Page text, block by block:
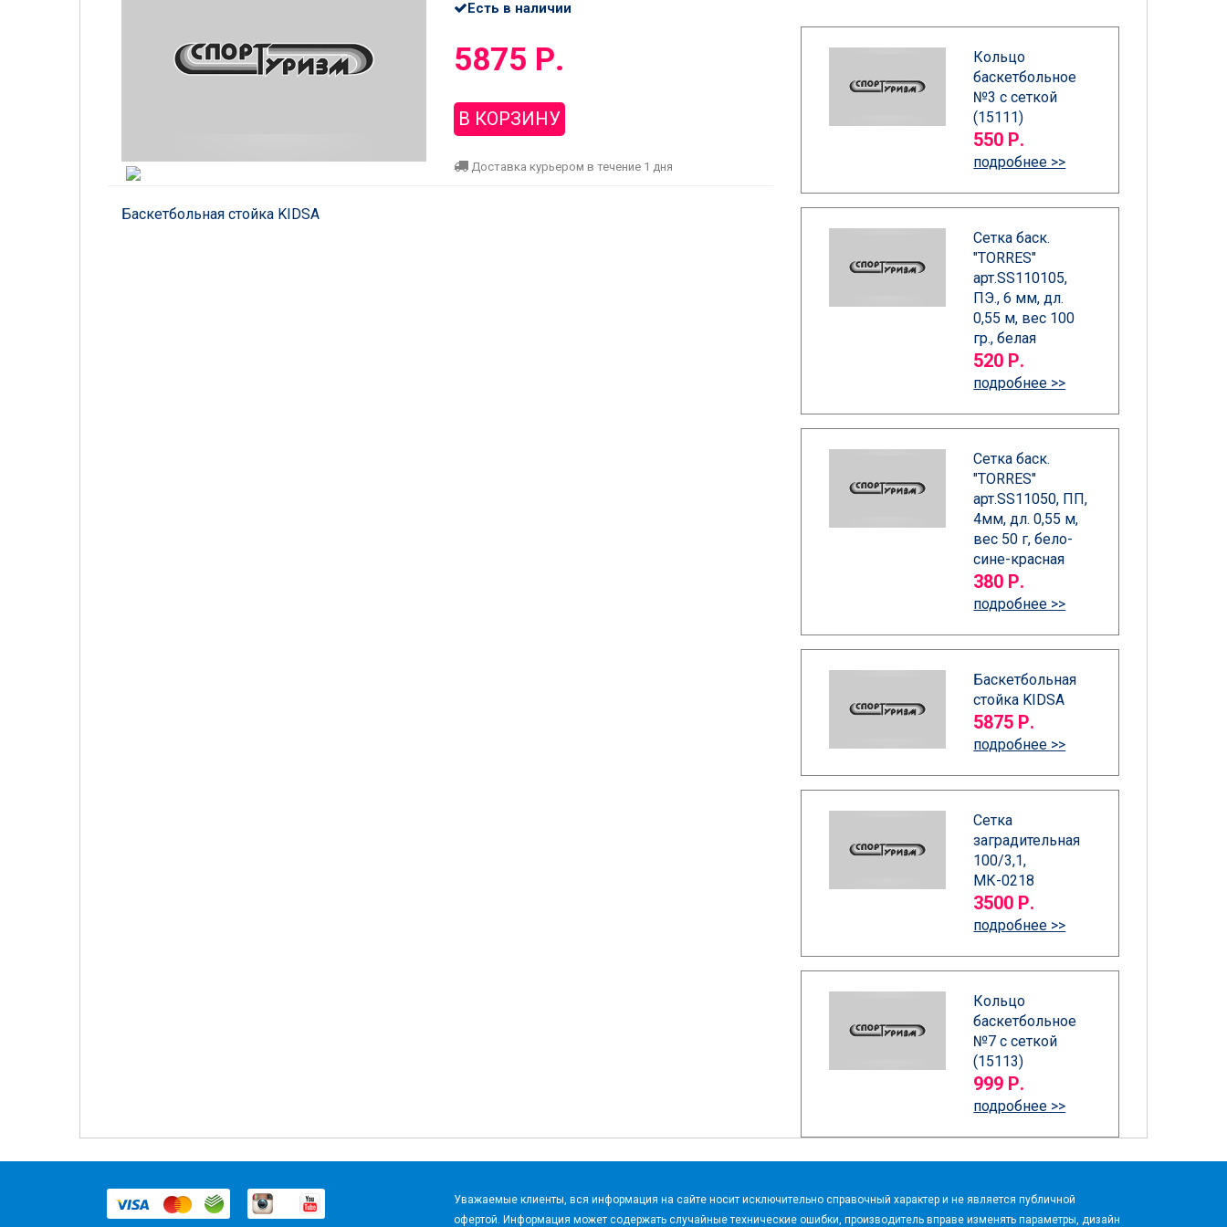
Есть в наличии
5875 Р.
В КОРЗИНУ
Доставка курьером в течение 1 дня
Баскетбольная стойка KIDSА
Кольцо
баскетбольное
№3 с сеткой
(15111)
550 Р.
подробнее >>
Сетка баск.
"TORRES"
арт.SS110105,
ПЭ., 6 мм, дл.
0,55 м, вес 100
гр., белая
520 Р.
подробнее >>
Сетка баск.
"TORRES"
арт.SS11050, ПП,
4мм, дл. 0,55 м,
вес 50 г, бело-
сине-красная
380 Р.
подробнее >>
Баскетбольная
стойка KIDSА
5875 Р.
подробнее >>
Сетка
заградительная
100/3,1,
МК-0218
3500 Р.
подробнее >>
Кольцо
баскетбольное
№7 с сеткой
(15113)
999 Р.
подробнее >>
Уважаемые клиенты, вся информация на сайте носит исключительно справочный характер и не является публичной
офертой. Информация может содержать случайные технические ошибки, производитель вправе изменять параметры, дизайн